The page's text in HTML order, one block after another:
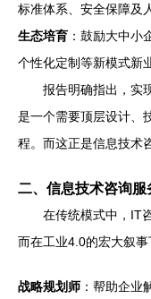
标准体系、安全保障及
生态培育 ：鼓励大中小
个性化定制等新模式新
报告明确指出，实
是一个需要顶层设计、
程。而这正是信息技术
二、信息技术咨询服
在传统模式中，IT
而在工业4.0的宏大叙事
战略规划师 ：帮助企业